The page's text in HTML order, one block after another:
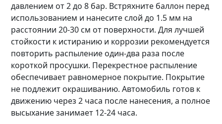
давлением от 2 до 8 бар. Встряхните баллон перед
использованием и нанесите слой до 1.5 мм на
расстоянии 20-30 см от поверхности. Для лучшей
стойкости к истиранию и коррозии рекомендуется
повторить распыление один-два раза после
короткой просушки. Перекрестное распыление
обеспечивает равномерное покрытие. Покрытие
не подлежит окрашиванию. Автомобиль готов к
движению через 2 часа после нанесения, а полное
высыхание занимает 12-24 часа.